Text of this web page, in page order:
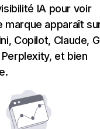
IA pour voir
marque apparaît
Copilot, Claude,
et bien